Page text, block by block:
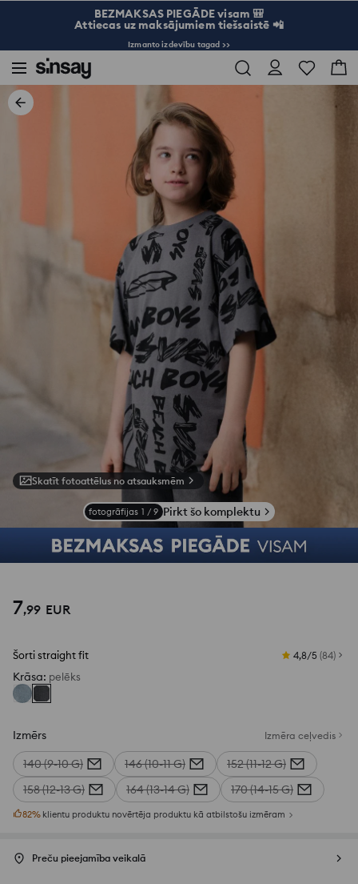
BEZMAKSAS PIEGĀDE visam 🎒
Attiecas uz maksājumiem tiešsaistē 📲
Izmanto izdevību tagad >>
Skatīt fotoattēlus no atsauksmēm
fotogrāfijas 1 / 9 Pirkt šo komplektu
7,99 EUR
Šorti straight fit 4,8/5 (84)
Krāsa: pelēks
Izmērs Izmēra ceļvedis
140 (9-10 G) 146 (10-11 G)
152 (11-12 G)
158 (12-13 G)
164 (13-14 G) 170 (14-15 G)
82% klientu produktu novērtēja produktu kā atbilstošu izmēram
Preču pieejamība veikalā